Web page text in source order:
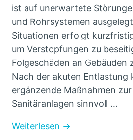
ist auf unerwartete
und Rohrsystemen
Situationen erfolgt
um Verstopfungen zu
Folgeschäden an Gebäuden
Nach der akuten Entlastung
ergänzende Maßnahmen
Sanitäranlagen sinnvoll …
Weiterlesen →